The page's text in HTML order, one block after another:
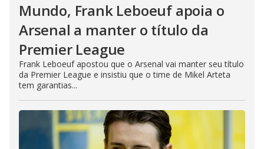
Mundo, Frank Leboeuf apoia o
Arsenal a manter o título da
Premier League
Frank Leboeuf apostou que o Arsenal vai manter seu título
da Premier League e insistiu que o time de Mikel Arteta
tem garantias...